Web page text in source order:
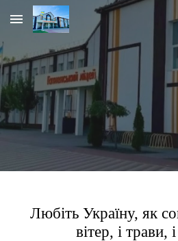
Skip to main content
Любіть Україну, як
вітер, і трави,